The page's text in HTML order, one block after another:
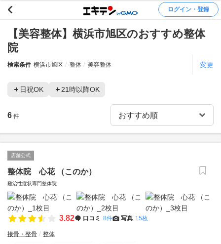
ログイン・登録
【美容整体】横浜市旭区のおすすめ整体
院
検索条件 横浜市旭区 整体 美容整体 変更
日祝OK 21時以降OK
6 件
店舗公式
整体院 心花 （このか）
難治性症状専門整体院
3.82 口コミ 8件 写真 15枚
接骨・整骨 整体